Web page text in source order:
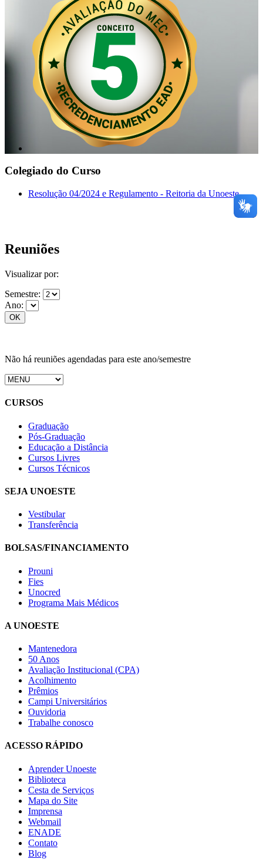
Colegiado do Curso
Resolução 04/2024 e Regulamento - Reitoria da Unoeste
Reuniões
Visualizar por:
Semestre:
Ano:
Não há reuniões agendadas para este ano/semestre
CURSOS
Graduação
Pós-Graduação
Educação a Distância
Cursos Livres
Cursos Técnicos
SEJA UNOESTE
Vestibular
Transferência
BOLSAS/FINANCIAMENTO
Prouni
Fies
Unocred
Programa Mais Médicos
A UNOESTE
Mantenedora
50 Anos
Avaliação Institucional (CPA)
Acolhimento
Prêmios
Campi Universitários
Ouvidoria
Trabalhe conosco
ACESSO RÁPIDO
Aprender Unoeste
Biblioteca
Cesta de Serviços
Mapa do Site
Imprensa
Webmail
ENADE
Contato
Blog